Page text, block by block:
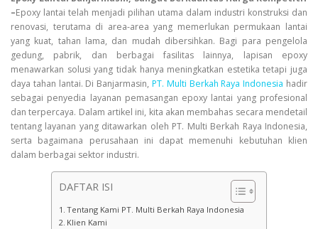
–Epoxy lantai telah menjadi pilihan utama dalam industri konstruksi dan
renovasi, terutama di area-area yang memerlukan permukaan lantai
yang kuat, tahan lama, dan mudah dibersihkan. Bagi para pengelola
gedung, pabrik, dan berbagai fasilitas lainnya, lapisan epoxy
menawarkan solusi yang tidak hanya meningkatkan estetika tetapi juga
daya tahan lantai. Di Banjarmasin, PT. Multi Berkah Raya Indonesia hadir
sebagai penyedia layanan pemasangan epoxy lantai yang profesional
dan terpercaya. Dalam artikel ini, kita akan membahas secara mendetail
tentang layanan yang ditawarkan oleh PT. Multi Berkah Raya Indonesia,
serta bagaimana perusahaan ini dapat memenuhi kebutuhan klien
dalam berbagai sektor industri.
DAFTAR ISI
Tentang Kami PT. Multi Berkah Raya Indonesia
Klien Kami